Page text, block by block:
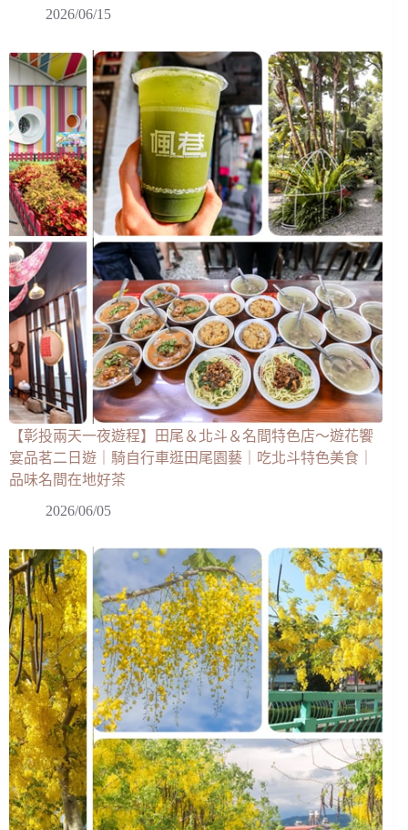
2026/06/15
【彰投兩天一夜遊程】田尾＆北斗＆名間特色店～遊花饗
宴品茗二日遊｜騎自行車逛田尾園藝｜吃北斗特色美食｜
品味名間在地好茶
2026/06/05